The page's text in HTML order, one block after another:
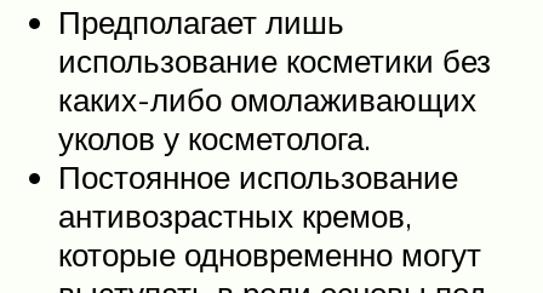
Предполагает лишь
использование косметики без
каких-либо омолаживающих
уколов у косметолога.
Постоянное использование
антивозрастных кремов,
которые одновременно могут